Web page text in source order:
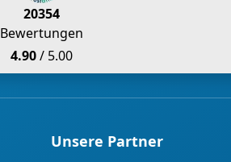
20354
Bewertungen
4.90/ 5.00
Unsere Partner